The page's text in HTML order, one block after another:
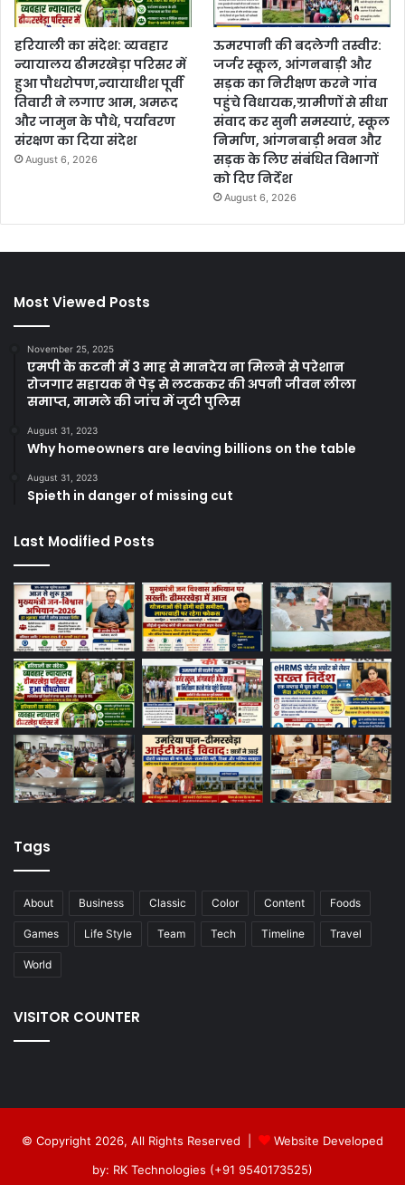
हरियाली का संदेश: व्यवहार
न्यायालय ढीमरखेड़ा परिसर में
हुआ पौधरोपण,न्यायाधीश पूर्वी
तिवारी ने लगाए आम, अमरूद
और जामुन के पौधे, पर्यावरण
संरक्षण का दिया संदेश
August 6, 2026
ऊमरपानी की बदलेगी तस्वीर:
जर्जर स्कूल, आंगनबाड़ी और
सड़क का निरीक्षण करने गांव
पहुंचे विधायक,ग्रामीणों से सीधा
संवाद कर सुनी समस्याएं, स्कूल
निर्माण, आंगनबाड़ी भवन और
सड़क के लिए संबंधित विभागों
को दिए निर्देश
August 6, 2026
Most Viewed Posts
November 25, 2025
एमपी के कटनी में 3 माह से मानदेय ना मिलने से परेशान
रोजगार सहायक ने पेड़ से लटककर की अपनी जीवन लीला
समाप्त, मामले की जांच में जुटी पुलिस
August 31, 2023
Why homeowners are leaving billions on the table
August 31, 2023
Spieth in danger of missing cut
Last Modified Posts
Tags
About Business Classic Color Content Foods
Games Life Style Team Tech Timeline Travel
World
VISITOR COUNTER
© Copyright 2026, All Rights Reserved |
Website Developed
by: RK Technologies (+91 9540173525)